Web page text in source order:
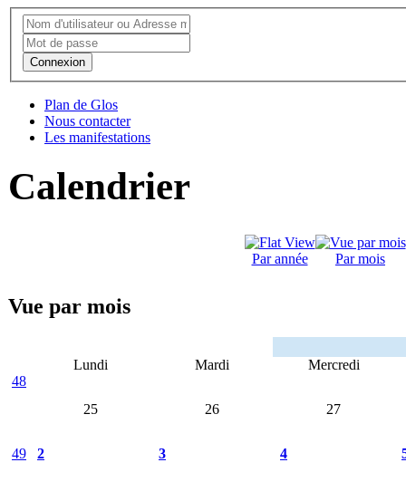
Connexion
Plan de Glos
Nous contacter
Les manifestations
Calendrier
Par année Par mois
Vue par mois
Lundi Mardi
Mercredi
48
25
26 27
49 2 3 4